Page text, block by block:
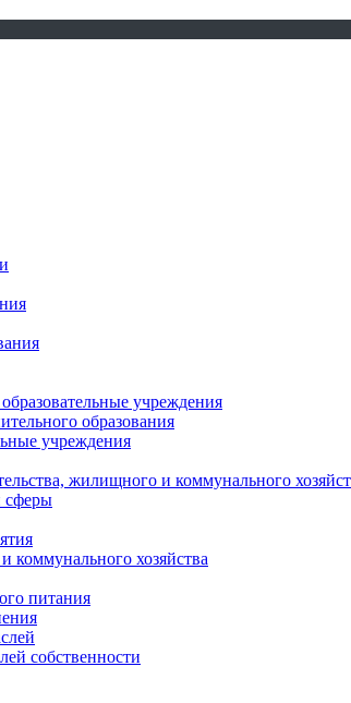
учреждения
образования
учреждения
жилищного и коммунального
сферы
хозяйства
питания
собственности